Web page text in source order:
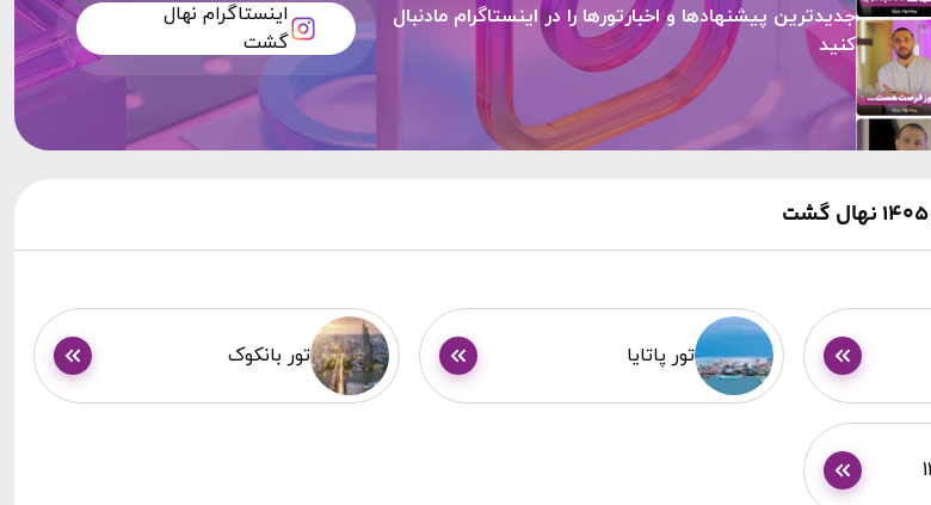
جدیدترین پیشنهادها و اخبارتورها را در اینستاگرام مادنبال
کنید
اینستاگرام نهال
گشت
تور پاتایا تور بانکوک